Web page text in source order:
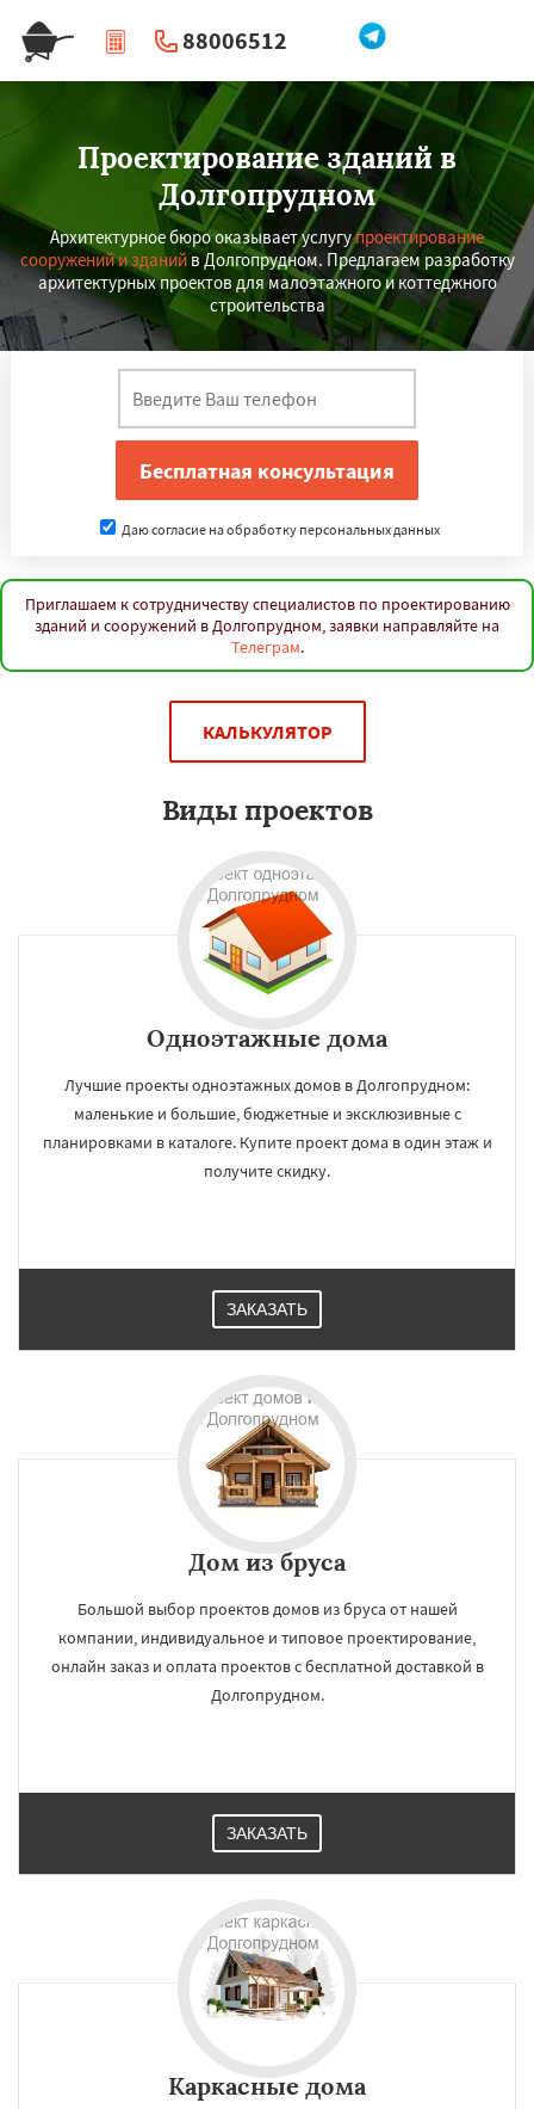
88006512
| Перезвоните мне
Проектирование зданий в
Долгопрудном
Архитектурное бюро оказывает услугупроектирование
сооружений и зданийв Долгопрудном. Предлагаем разработку
архитектурных проектов для малоэтажного и коттеджного
строительства
Даю согласие на обработку персональных данных
Приглашаем к сотрудничеству специалистов по проектированию
зданий и сооружений в Долгопрудном, заявки направляйте на
Телеграм.
КАЛЬКУЛЯТОР
Виды проектов
Одноэтажные дома
Лучшие проекты одноэтажных домов в Долгопрудном:
маленькие и большие, бюджетные и эксклюзивные с
планировками в каталоге. Купите проект дома в один этаж и
получите скидку.
ЗАКАЗАТЬ
Дом из бруса
Большой выбор проектов домов из бруса от нашей
компании, индивидуальное и типовое проектирование,
онлайн заказ и оплата проектов с бесплатной доставкой в
Долгопрудном.
ЗАКАЗАТЬ
Каркасные дома